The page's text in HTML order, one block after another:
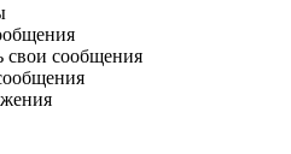
свои сообщения